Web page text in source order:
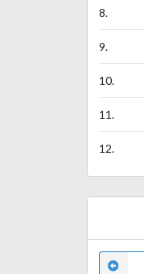
8.
9.
10.
11.
12.